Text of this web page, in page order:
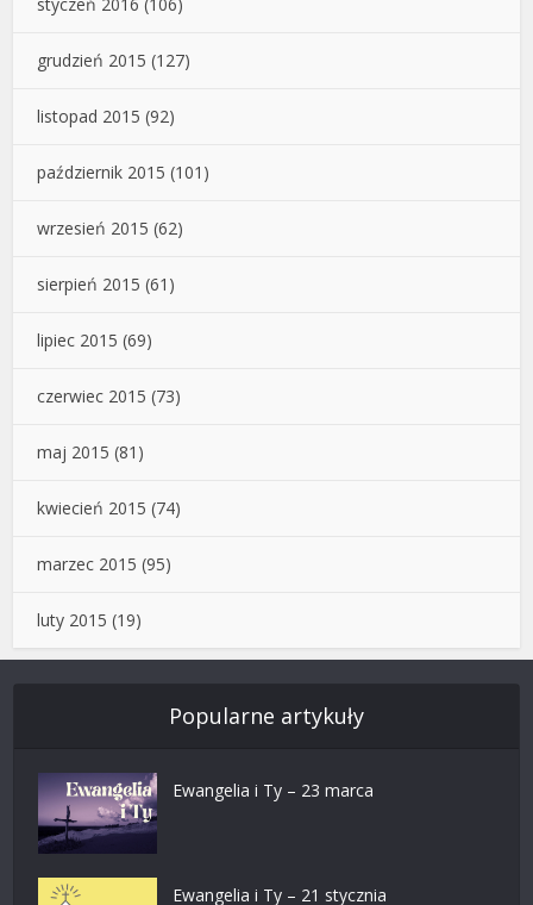
grudzień 2015 (127)
listopad 2015 (92)
październik 2015 (101)
wrzesień 2015 (62)
sierpień 2015 (61)
lipiec 2015 (69)
czerwiec 2015 (73)
maj 2015 (81)
kwiecień 2015 (74)
marzec 2015 (95)
luty 2015 (19)
Popularne artykuły
Ewangelia i Ty – 23 marca
Ewangelia i Ty – 21 stycznia